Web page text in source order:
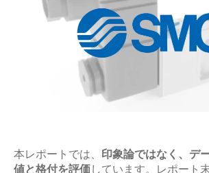
年
収
企
【
本レポートでは、 印象論ではなく、デ
値と格付を評価しています。レポート